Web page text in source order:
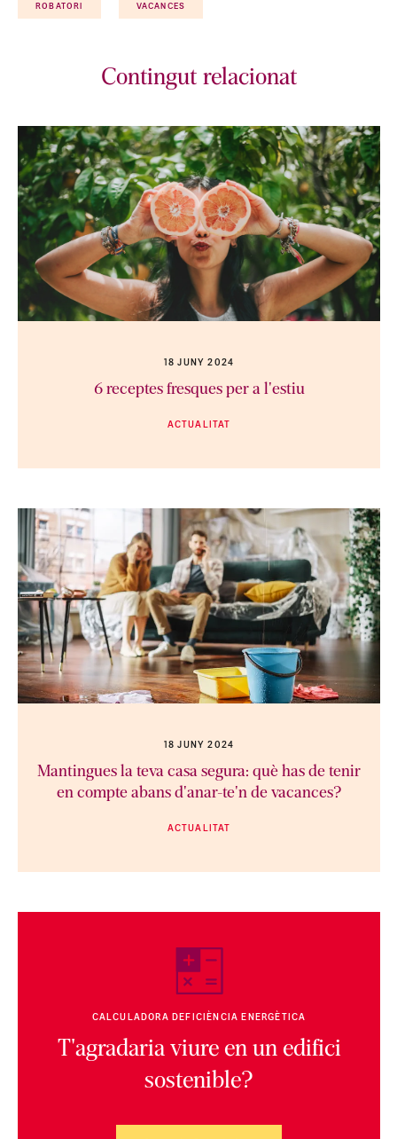
ROBATORI VACANCES
Contingut relacionat
18 JUNY 2024
6 receptes fresques per a l'estiu
ACTUALITAT
18 JUNY 2024
Mantingues la teva casa segura: què has de tenir
en compte abans d'anar-te'n de vacances?
ACTUALITAT
CALCULADORA DEFICIÈNCIA ENERGÈTICA
T'agradaria viure en un edifici
sostenible?